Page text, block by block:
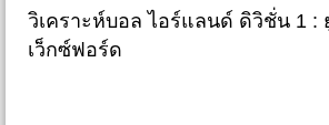
วิเคราะห์บอล ไอร์แลนด์ ดิวิชั่น 1 :
เว็กซ์ฟอร์ด